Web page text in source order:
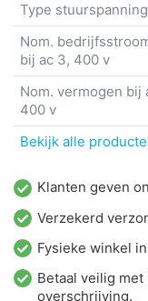
Type stuurspanning
Nom.
bij ac 3, 400 v
Nom. vermogen bij
400 v
Bekijk alle
Klanten geven
Verzekerd
Fysieke winkel in
Betaal veilig
overschrijving.